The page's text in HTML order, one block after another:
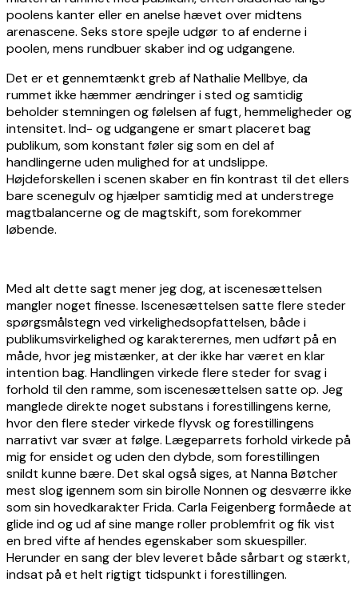
poolens kanter eller en anelse hævet over midtens
arenascene. Seks store spejle udgør to af enderne i
poolen, mens rundbuer skaber ind og udgangene.
Det er et gennemtænkt greb af Nathalie Mellbye, da
rummet ikke hæmmer ændringer i sted og samtidig
beholder stemningen og følelsen af fugt, hemmeligheder og
intensitet. Ind- og udgangene er smart placeret bag
publikum, som konstant føler sig som en del af
handlingerne uden mulighed for at undslippe.
Højdeforskellen i scenen skaber en fin kontrast til det ellers
bare scenegulv og hjælper samtidig med at understrege
magtbalancerne og de magtskift, som forekommer
løbende.
Med alt dette sagt mener jeg dog, at iscenesættelsen
mangler noget finesse. Iscenesættelsen satte flere steder
spørgsmålstegn ved virkelighedsopfattelsen, både i
publikumsvirkelighed og karakterernes, men udført på en
måde, hvor jeg mistænker, at der ikke har været en klar
intention bag. Handlingen virkede flere steder for svag i
forhold til den ramme, som iscenesættelsen satte op. Jeg
manglede direkte noget substans i forestillingens kerne,
hvor den flere steder virkede flyvsk og forestillingens
narrativt var svær at følge. Lægeparrets forhold virkede på
mig for ensidet og uden den dybde, som forestillingen
snildt kunne bære. Det skal også siges, at Nanna Bøtcher
mest slog igennem som sin birolle Nonnen og desværre ikke
som sin hovedkarakter Frida. Carla Feigenberg formåede at
glide ind og ud af sine mange roller problemfrit og fik vist
en bred vifte af hendes egenskaber som skuespiller.
Herunder en sang der blev leveret både sårbart og stærkt,
indsat på et helt rigtigt tidspunkt i forestillingen.